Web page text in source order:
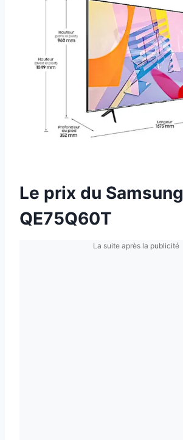
Le prix du Samsung
QE75Q60T
La suite après la publicité